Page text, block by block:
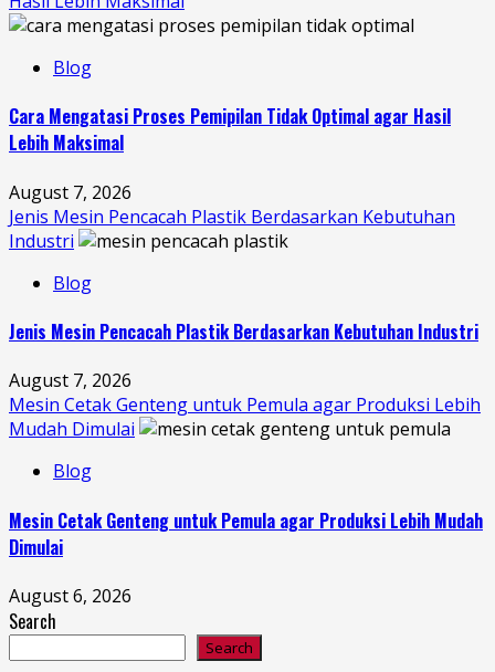
Blog
Cara Mengatasi Proses Pemipilan Tidak Optimal agar Hasil
Lebih Maksimal
August 7, 2026
Jenis Mesin Pencacah Plastik Berdasarkan Kebutuhan
Industri
Blog
Jenis Mesin Pencacah Plastik Berdasarkan Kebutuhan Industri
August 7, 2026
Mesin Cetak Genteng untuk Pemula agar Produksi Lebih
Mudah Dimulai
Blog
Mesin Cetak Genteng untuk Pemula agar Produksi Lebih Mudah
Dimulai
August 6, 2026
Search
Search